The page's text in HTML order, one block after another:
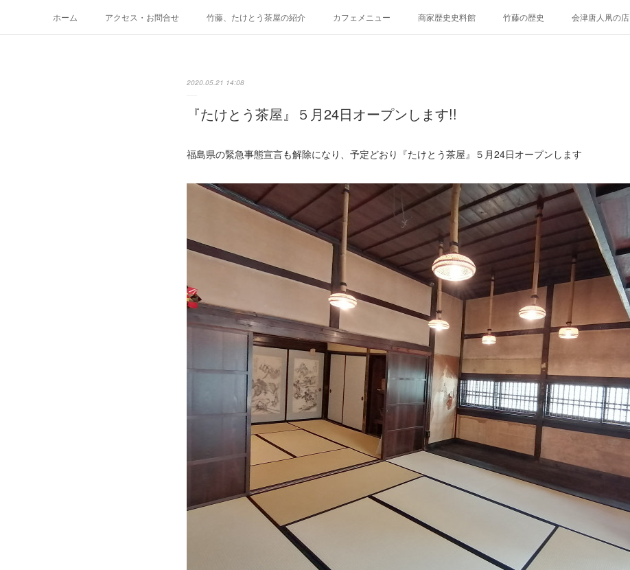
ホーム アクセス・お問合せ 竹藤、たけとう茶屋の紹介 カフェメニュー 商家歴史史料館 竹藤の歴史 会津唐人凧の店
2020.05.21 14:08
『たけとう茶屋』５月24日オープンします!!
福島県の緊急事態宣言も解除になり、予定どおり『たけとう茶屋』５月24日オープンします